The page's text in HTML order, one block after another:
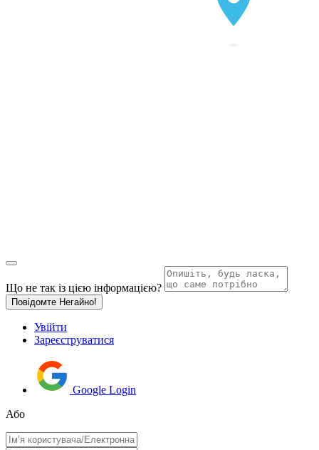
Що не так із цією інформацією?
Повідомте Негайно!
Увійти
Зареєструватися
Google Login
Або